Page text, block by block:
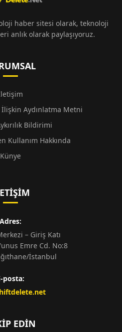
haber sitesi olarak, teknoloji
anlık olarak paylaşıyoruz.
İlişkin Aydınlatma Metni
Bildirimi
Kullanım Hakkında
Künye
Adres:
– Giriş Katı
Emre Cd. No:8
İstanbul
posta:
EDIN